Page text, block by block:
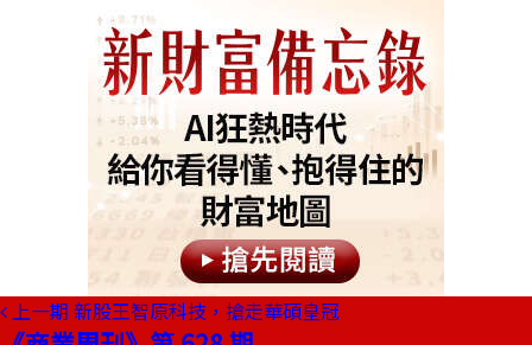
上一期 新股王智原科技，搶走華碩皇冠